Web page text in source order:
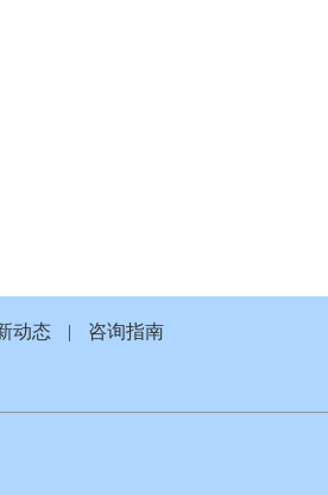
动态 |
咨询指南